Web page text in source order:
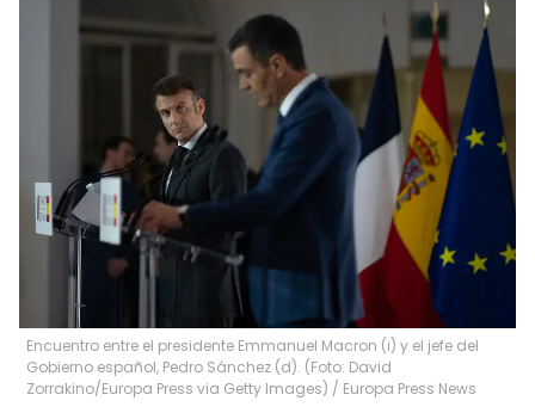
Encuentro entre el presidente Emmanuel Macron (i) y el jefe del
Gobierno español, Pedro Sánchez (d). (Foto: David
Zorrakino/Europa Press via Getty Images) / Europa Press News